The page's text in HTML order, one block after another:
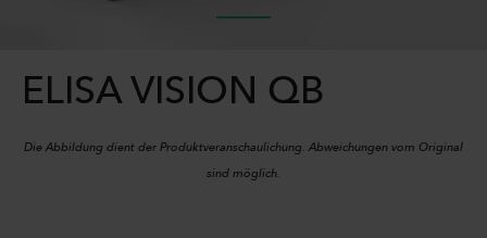
ELISA VISION QB
Die Abbildung dient der Produktveranschaulichung. Abweichungen vom Original
sind möglich.